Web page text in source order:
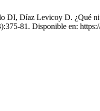
Díaz Levicoy D. ¿Qué
81. Disponible en: